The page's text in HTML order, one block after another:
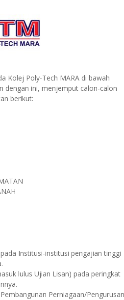
Kolej Poly-Tech MARA di bawah
dengan ini, menjemput calon-calon
berikut:
Institusi-institusi pengajian tinggi
lulus Ujian Lisan) pada peringkat
Perniagaan/